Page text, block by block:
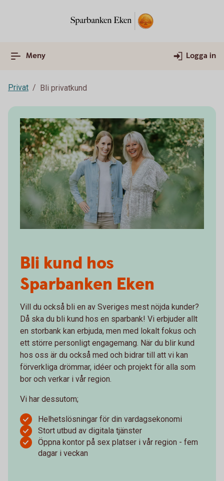
Meny Logga in
Privat Bli privatkund
Bli kund hos
Sparbanken Eken
Vill du också bli en av Sveriges mest nöjda kunder?
Då ska du bli kund hos en sparbank! Vi erbjuder allt
en storbank kan erbjuda, men med lokalt fokus och
ett större personligt engagemang. När du blir kund
hos oss är du också med och bidrar till att vi kan
förverkliga drömmar, idéer och projekt för alla som
bor och verkar i vår region.
Vi har dessutom;
Helhetslösningar för din vardagsekonomi
Stort utbud av digitala tjänster
Öppna kontor på sex platser i vår region - fem
dagar i veckan